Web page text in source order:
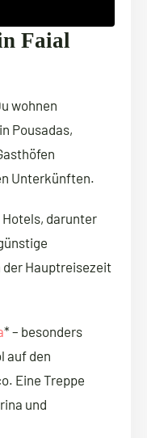
Faial
wohnen
Pousadas,
Unterkünften.
Hotels, darunter
Hauptreisezeit
* – besonders
auf den
Eine Treppe
und